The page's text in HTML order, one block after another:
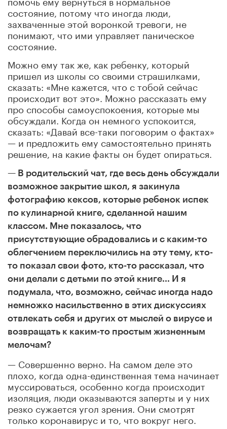
состояние, потому что иногда люди,
захваченные этой воронкой тревоги, не
понимают, что ими управляет паническое
состояние.
Можно ему так же, как ребенку, который
пришел из школы со своими страшилками,
сказать: «Мне кажется, что с тобой сейчас
происходит вот это». Можно рассказать ему
про способы самоуспокоения, которые мы
обсуждали. Когда он немного успокоится,
сказать: «Давай все-таки поговорим о фактах»
— и предложить ему самостоятельно принять
решение, на какие факты он будет опираться.
— В родительский чат, где весь день обсуждали
возможное закрытие школ, я закинула
фотографию кексов, которые ребенок испек
по кулинарной книге, сделанной нашим
классом. Мне показалось, что
присутствующие обрадовались и с каким-то
облегчением переключились на эту тему, кто-
то показал свои фото, кто-то рассказал, что
они делали с детьми по этой книге… И я
подумала, что, возможно, сейчас иногда надо
немножко насильственно в этих дискуссиях
отвлекать себя и других от мыслей о вирусе и
возвращать к каким-то простым жизненным
мелочам?
— Совершенно верно. На самом деле это
плохо, когда одна-единственная тема начинает
муссироваться, особенно когда происходит
изоляция, люди оказываются заперты и у них
резко сужается угол зрения. Они смотрят
только коронавирус и то, что вокруг него.